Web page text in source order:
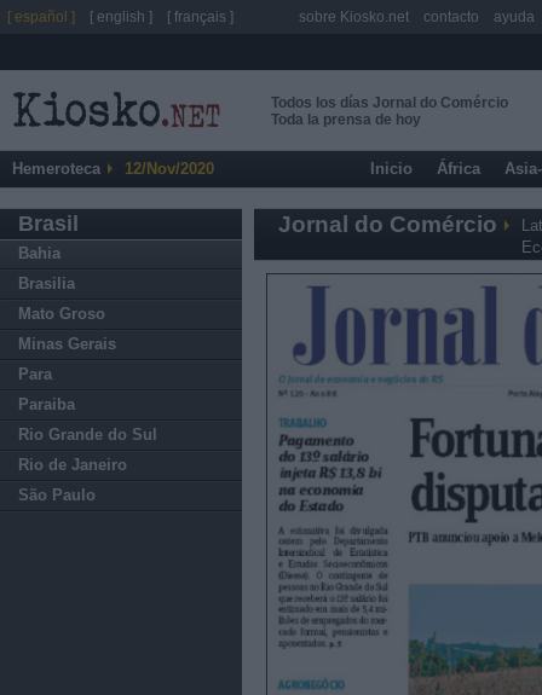
Todos los días Jornal do Comércio
Toda la prensa de hoy
Hemeroteca 12/Nov/2020 Inicio África
Brasil
Bahia
Brasilia
Mato Groso
Minas Gerais
Para
Paraiba
Rio Grande do Sul
Rio de Janeiro
São Paulo
Jornal do Comércio
[ español ] [ english ] [ français ] sobre Kiosko.net contacto ayuda